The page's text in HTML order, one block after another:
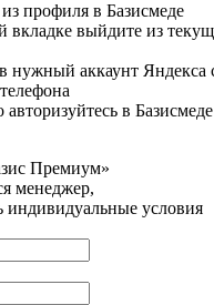
профиля в Базисмеде
вкладке выйдите из
нужный аккаунт Яндекса
в
Премиум»
менеджер,
индивидуальные условия